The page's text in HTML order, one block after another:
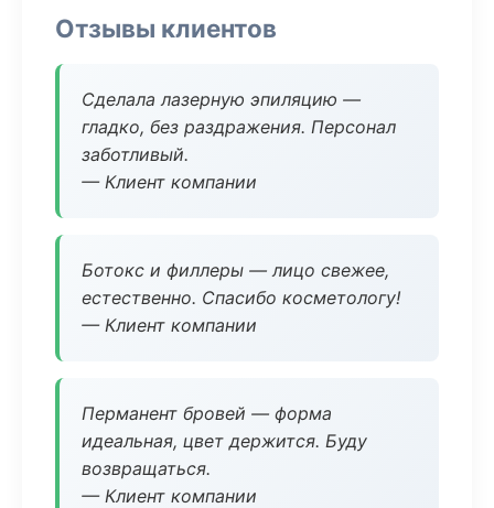
Отзывы клиентов
Сделала лазерную эпиляцию —
гладко, без раздражения. Персонал
заботливый.
— Клиент компании
Ботокс и филлеры — лицо свежее,
естественно. Спасибо косметологу!
— Клиент компании
Перманент бровей — форма
идеальная, цвет держится. Буду
возвращаться.
— Клиент компании